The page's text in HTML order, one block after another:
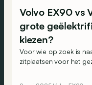
Volvo EX90 vs
grote
kiezen?
Voor wie op zoek is
zitplaatsen voor het